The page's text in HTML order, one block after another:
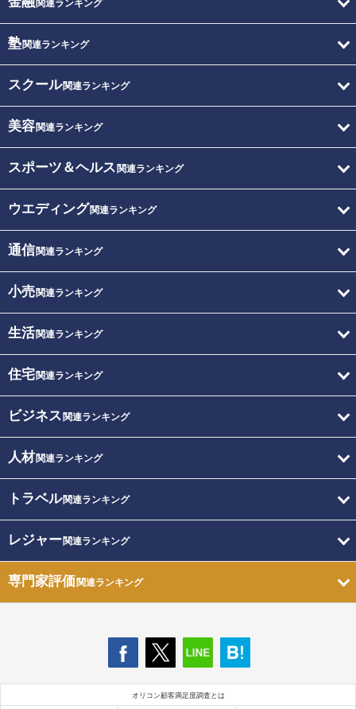
関連ランキング
塾関連ランキング
スクール関連ランキング
美容関連ランキング
スポーツ＆ヘルス 関連ランキング
ウエディング関連ランキング
通信関連ランキング
小売関連ランキング
生活関連ランキング
住宅関連ランキング
ビジネス 関連ランキング
人材関連ランキング
トラベル関連ランキング
レジャー関連ランキング
専門家評価関連ランキング
オリコン顧客満足度調査とは